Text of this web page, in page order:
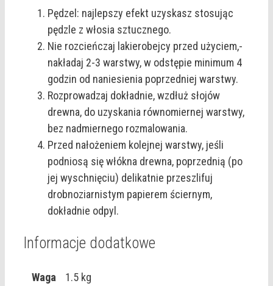
Pędzel: najlepszy efekt uzyskasz stosując
pędzle z włosia sztucznego.
Nie rozcieńczaj lakierobejcy przed użyciem,-
nakładaj 2-3 warstwy, w odstępie minimum 4
godzin od naniesienia poprzedniej warstwy.
Rozprowadzaj dokładnie, wzdłuż słojów
drewna, do uzyskania równomiernej warstwy,
bez nadmiernego rozmalowania.
Przed nałożeniem kolejnej warstwy, jeśli
podniosą się włókna drewna, poprzednią (po
jej wyschnięciu) delikatnie przeszlifuj
drobnoziarnistym papierem ściernym,
dokładnie odpyl.
Informacje dodatkowe
Waga
1.5 kg